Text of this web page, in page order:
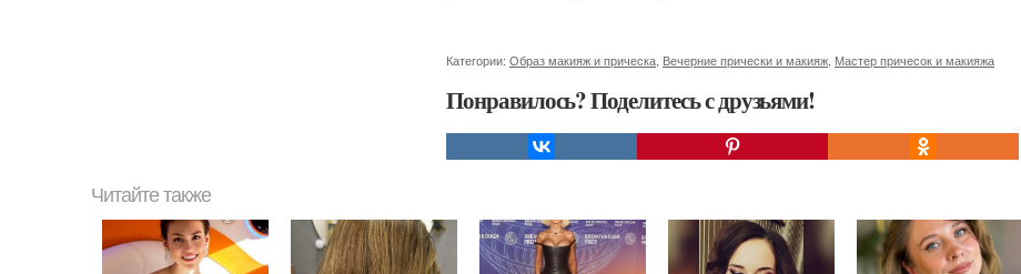
Категории: Образ макияж и прическа Вечерние прически и макияж Мастер причесок и макияжа
Понравилось? Поделитесь с друзьями!
Читайте также